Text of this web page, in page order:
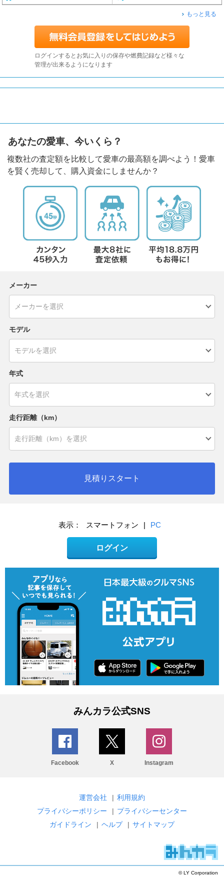
もっと見る
ログインするとお気に入りの保存や燃費記録など様々な
管理が出来るようになります
あなたの愛車、今いくら？
複数社の査定額を比較して愛車の最高額を調べよう！愛車
を賢く売却して、購入資金にしませんか？
メーカー
モデル
年式
走行距離（km）
見積りスタート
表示： スマートフォン | PC
ログイン
みんカラ公式SNS
Facebook X Instagram
運営会社 | 利用規約
プライバシーポリシー
| プライバシーセンター
ガイドライン
| ヘルプ | サイトマップ
© LY Corporation